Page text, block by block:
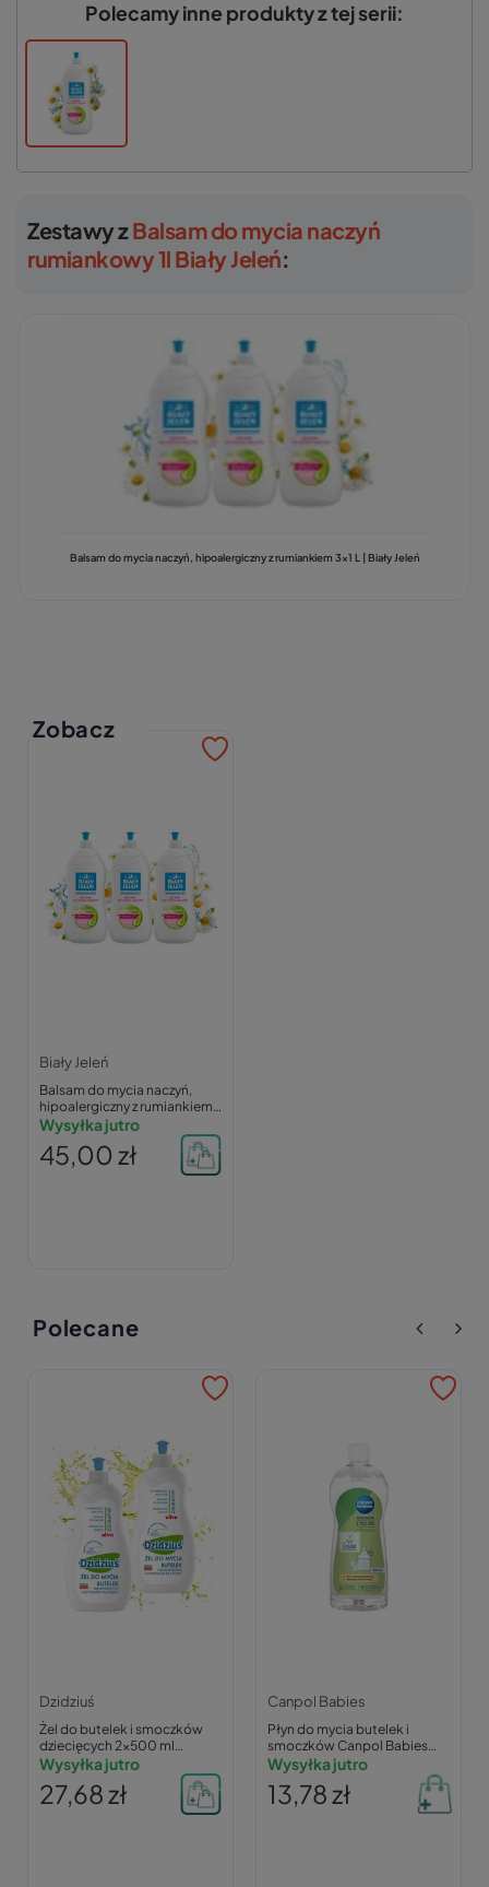
Polecamy inne produkty z tej serii:
Zestawy zBalsam do mycia naczyń
rumiankowy 1l Biały Jeleń:
Balsam do mycia naczyń, hipoalergiczny z rumiankiem 3x1 L | Biały Jeleń
Zobacz
Biały Jeleń
Balsam do mycia naczyń,
hipoalergiczny z rumiankiem
3x1 L | Biały Jeleń
Wysyłka jutro
45,00 zł
Polecane
Dzidziuś
Żel do butelek i smoczków
dziecięcych 2x500 ml
Dzidziuś
Wysyłka jutro
27,68 zł
Canpol Babies
Płyn do mycia butelek i
smoczków Canpol Babies
500ml
Wysyłka jutro
13,78 zł